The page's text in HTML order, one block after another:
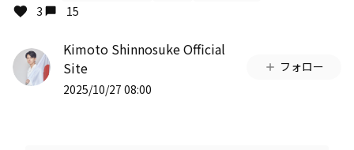
3
15
Kimoto Shinnosuke Official
Site
2025/10/27 08:00
フォロー